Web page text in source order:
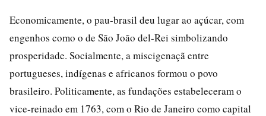
Economicamente, o pau-brasil deu lugar ao açúcar, com
engenhos como o de São João del-Rei simbolizando
prosperidade. Socialmente, a miscigenaçã entre
portugueses, indígenas e africanos formou o povo
brasileiro. Politicamente, as fundações estabeleceram o
vice-reinado em 1763, com o Rio de Janeiro como capital